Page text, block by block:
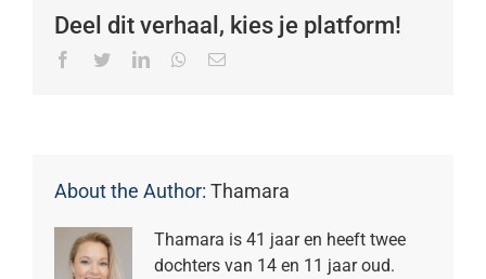
Deel dit verhaal, kies je platform!
Facebook
TwitterLinkedInWhatsapp
Email
About the Author: Thamara
Thamara is 41 jaar en heeft twee
dochters van 14 en 11 jaar oud.